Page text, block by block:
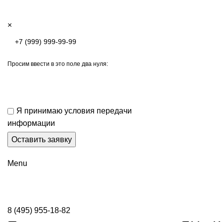
×
Просим ввести в это поле два нуля:
Я принимаю условия передачи
информации
Menu
8 (495) 955-18-82